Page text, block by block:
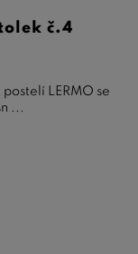
č.4
LERMO se
...